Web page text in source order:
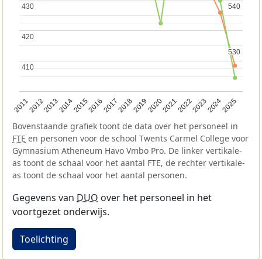
201120122013201420152016201720182019202020212022202320242025
410
410
420
420
430
430
530
530
540
540
Bovenstaande grafiek toont de data over het personeel in
FTE en personen voor de school Twents Carmel College voor
Gymnasium Atheneum Havo Vmbo Pro. De linker vertikale-
as toont de schaal voor het aantal FTE, de rechter vertikale-
as toont de schaal voor het aantal personen.
Gegevens van DUO over het personeel in het
voortgezet onderwijs.
Toelichting